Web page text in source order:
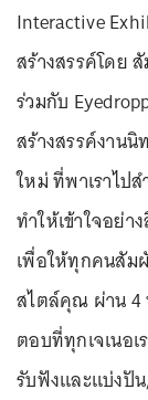
Interactive
สร้างสรรค์โดย
ร่วมกับ
สร้างสรรค์งาน
ใหม่ ที่พาเราไป
ทำให้เข้าใจอย่
เพื่อให้ทุกคนสัม
สไตล์คุณ ผ่าน 4
ตอบที่ทุกเจเนอ
รับฟังและแบ่งปั